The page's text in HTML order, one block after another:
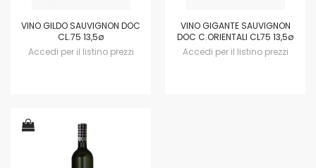
VINO GILDO SAUVIGNON DOC
CL.75 13,5ø
Accedi per il listino prezzi
VINO GIGANTE SAUVIGNON
DOC C.ORIENTALI CL75 13,5ø
Accedi per il listino prezzi